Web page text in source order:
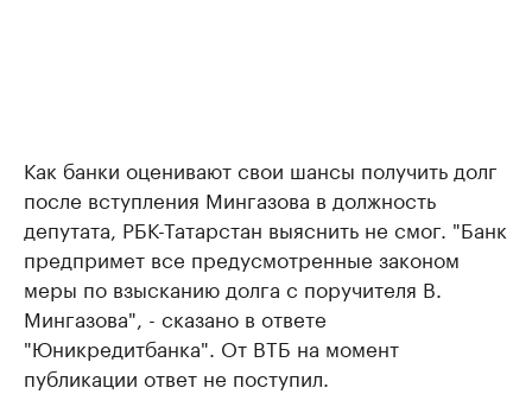
Как банки оценивают свои шансы получить долг
после вступления Мингазова в должность
депутата, РБК-Татарстан выяснить не смог. "Банк
предпримет все предусмотренные законом
меры по взысканию долга с поручителя В.
Мингазова", - сказано в ответе
"Юникредитбанка". От ВТБ на момент
публикации ответ не поступил.